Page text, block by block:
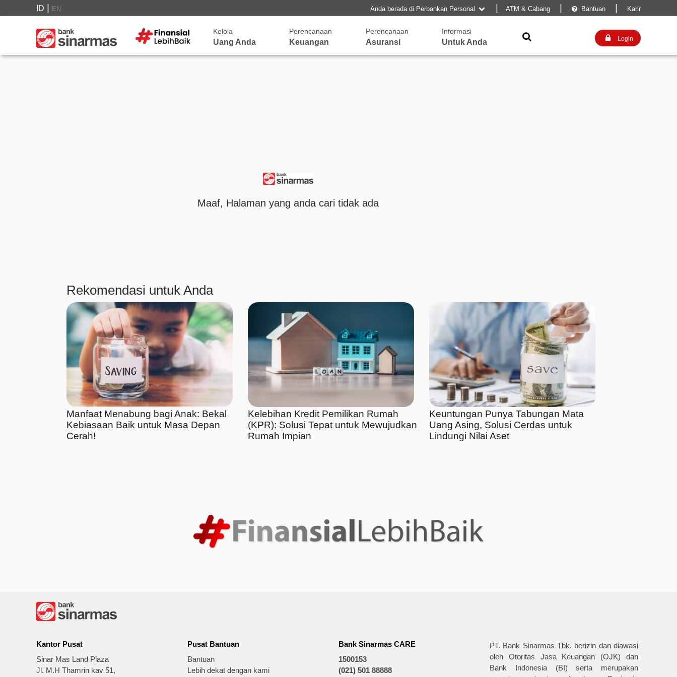
ID EN Anda berada di Perbankan Personal  |ATM & Cabang  Bantuan Karir
Kelola
Uang Anda
Perencanaan
Keuangan
Perencanaan
Asuransi
Informasi
Untuk Anda
  Login
Maaf, Halaman yang anda cari tidak ada
Rekomendasi untuk Anda
Manfaat Menabung bagi Anak: Bekal
Kebiasaan Baik untuk Masa Depan
Cerah!
Kelebihan Kredit Pemilikan Rumah
(KPR): Solusi Tepat untuk Mewujudkan
Rumah Impian
Keuntungan Punya Tabungan Mata
Uang Asing, Solusi Cerdas untuk
Lindungi Nilai Aset
Kantor Pusat
Sinar Mas Land Plaza
Jl. M.H Thamrin kav 51,
Pusat Bantuan
Bantuan
Lebih dekat dengan kami
Bank Sinarmas CARE
1500153
(021) 501 88888
PT. Bank Sinarmas Tbk. berizin dan diawasi
oleh Otoritas Jasa Keuangan (OJK) dan
Bank Indonesia (BI) serta merupakan